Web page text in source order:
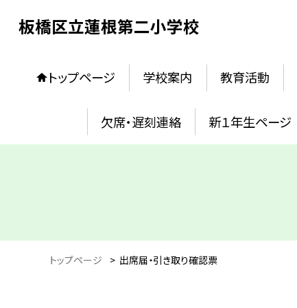
板橋区立蓮根第二小学校
トップページ 学校案内 教育活動
欠席・遅刻連絡 新１年生ページ
トップページ > 出席届・引き取り確認票